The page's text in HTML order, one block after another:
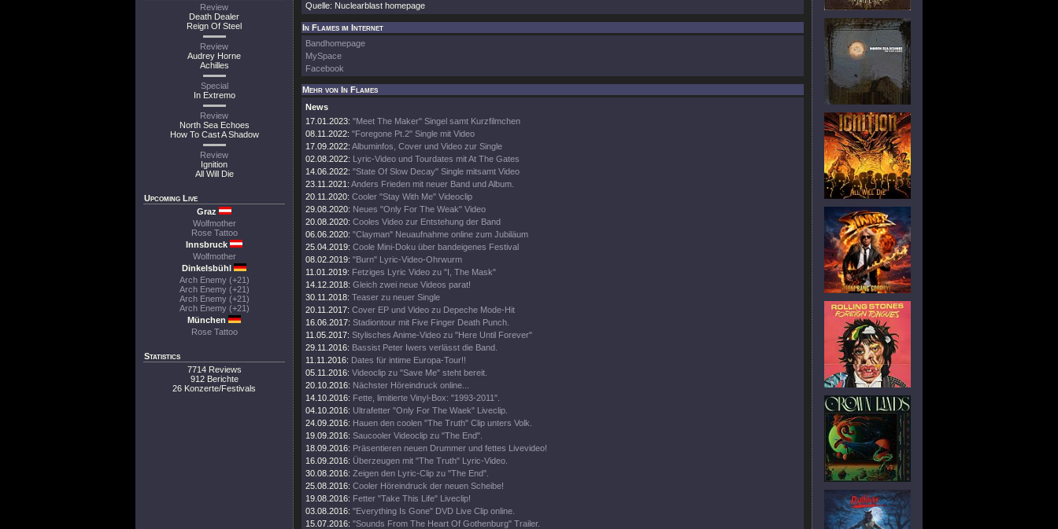
Review
Death Dealer
Reign Of Steel
Review
Audrey Horne
Achilles
Special
In Extremo
Review
North Sea Echoes
How To Cast A Shadow
Review
Ignition
All Will Die
Upcoming Live
Graz
Wolfmother
Rose Tattoo
Innsbruck
Wolfmother
Dinkelsbühl
Arch Enemy (+21)
Arch Enemy (+21)
Arch Enemy (+21)
Arch Enemy (+21)
München
Rose Tattoo
Statistics
7714 Reviews
912 Berichte
26 Konzerte/Festivals
Quelle: Nuclearblast homepage
In Flames im Internet
Bandhomepage
MySpace
Facebook
Mehr von In Flames
News
17.01.2023: "Meet The Maker" Singel samt Kurzfilmchen
08.11.2022: "Foregone Pt.2" Single mit Video
17.09.2022: Albuminfos, Cover und Video zur Single
02.08.2022: Lyric-Video und Tourdates mit At The Gates
14.06.2022: "State Of Slow Decay" Single mitsamt Video
23.11.2021: Anders Frieden mit neuer Band und Album.
20.11.2020: Cooler "Stay With Me" Videoclip
29.08.2020: Neues "Only For The Weak" Video
20.08.2020: Cooles Video zur Entstehung der Band
06.06.2020: "Clayman" Neuaufnahme online zum Jubiläum
25.04.2019: Coole Mini-Doku über bandeigenes Festival
08.02.2019: "Burn" Lyric-Video-Ohrwurm
11.01.2019: Fetziges Lyric Video zu "I, The Mask"
14.12.2018: Gleich zwei neue Videos parat!
30.11.2018: Teaser zu neuer Single
20.11.2017: Cover EP und Video zu Depeche Mode-Hit
16.06.2017: Stadiontour mit Five Finger Death Punch.
11.05.2017: Stylisches Anime-Video zu "Here Until Forever"
29.11.2016: Bassist Peter Iwers verlässt die Band.
11.11.2016: Dates für intime Europa-Tour!!
05.11.2016: Videoclip zu "Save Me" steht bereit.
20.10.2016: Nächster Höreindruck online...
14.10.2016: Fette, limitierte Vinyl-Box: "1993-2011".
04.10.2016: Ultrafetter "Only For The Waek" Liveclip.
24.09.2016: Hauen den coolen "The Truth" Clip unters Volk.
19.09.2016: Saucooler Videoclip zu "The End".
18.09.2016: Präsentieren neuen Drummer und fettes Livevideo!
16.09.2016: Überzeugen mit "The Truth" Lyric-Video.
30.08.2016: Zeigen den Lyric-Clip zu "The End".
25.08.2016: Cooler Höreindruck der neuen Scheibe!
19.08.2016: Fetter "Take This Life" Liveclip!
03.08.2016: "Everything Is Gone" DVD Live Clip online.
15.07.2016: "Sounds From The Heart Of Gothenburg" Trailer.